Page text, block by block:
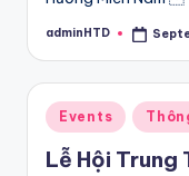
Posted
adminHTD
Posted
in
Events
Lễ Hội Trung